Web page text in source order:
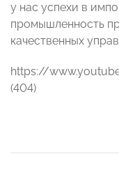
у нас успехи в
промышленность
качественных
https://
(404)